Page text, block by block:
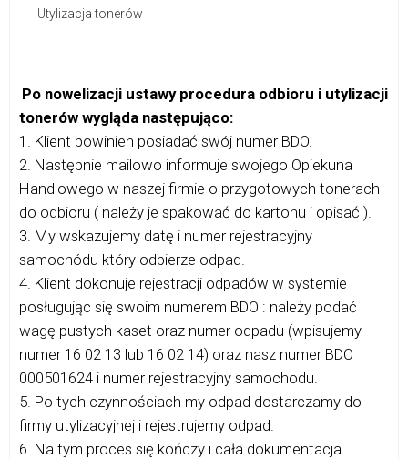
Utylizacja tonerów
Po nowelizacji ustawy procedura odbioru i utylizacji
tonerów wygląda następująco:
1. Klient powinien posiadać swój numer BDO.
2. Następnie mailowo informuje swojego Opiekuna
Handlowego w naszej firmie o przygotowych tonerach
do odbioru ( należy je spakować do kartonu i opisać ).
3. My wskazujemy datę i numer rejestracyjny
samochódu który odbierze odpad.
4. Klient dokonuje rejestracji odpadów w systemie
posługując się swoim numerem BDO : należy podać
wagę pustych kaset oraz numer odpadu (wpisujemy
numer 16 02 13 lub 16 02 14) oraz nasz numer BDO
000501624 i numer rejestracyjny samochodu.
5. Po tych czynnościach my odpad dostarczamy do
firmy utylizacyjnej i rejestrujemy odpad.
6. Na tym proces się kończy i cała dokumentacja